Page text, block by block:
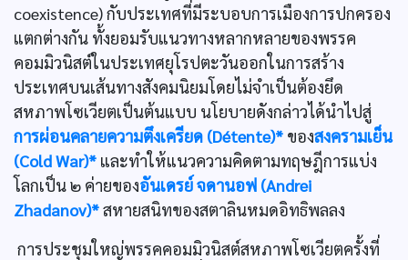
coexistence) กับประเทศที่มีระบอบการเมืองการปกครอง
แตกต่างกัน ทั้งยอมรับแนวทางหลากหลายของพรรค
คอมมิวนิสต์ในประเทศยุโรปตะวันออกในการสร้าง
ประเทศบนเส้นทางสังคมนิยมโดยไม่จำเป็นต้องยึด
สหภาพโซเวียตเป็นต้นแบบ นโยบายดังกล่าวได้นำไปสู่
การผ่อนคลายความตึงเครียด (Détente)* ของสงครามเย็น
(Cold War)* และทำให้แนวความคิดตามทฤษฎีการแบ่ง
โลกเป็น ๒ ค่ายของอันเดรย์ จดานอฟ (Andrei
Zhadanov)*สหายสนิทของสตาลินหมดอิทธิพลลง
การประชุมใหญ่พรรคคอมมิวนิสต์สหภาพโซเวียตครั้งที่